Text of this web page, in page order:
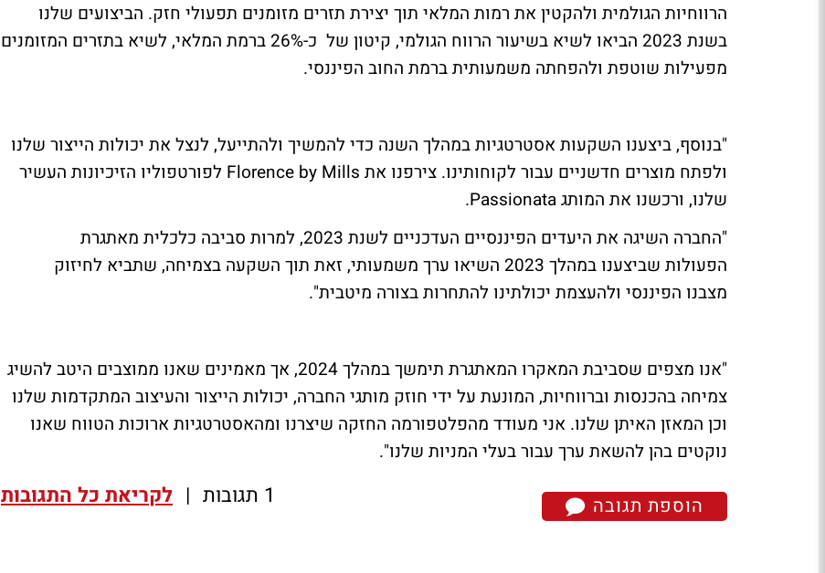
הרווחיות הגולמית ולהקטין את רמות המלאי תוך יצירת תזרים מזומנים תפעולי חזק. הביצועים שלנו
בשנת 2023 הביאו לשיא בשיעור הרווח הגולמי, קיטון של כ-26% ברמת המלאי, לשיא בתזרים המזומנים
מפעילות שוטפת ולהפחתה משמעותית ברמת החוב הפיננסי.
"בנוסף, ביצענו השקעות אסטרטגיות במהלך השנה כדי להמשיך ולהתייעל, לנצל את יכולות הייצור שלנו
ולפתח מוצרים חדשניים עבור לקוחותינו. צירפנו את Florence by Mills לפורטפוליו הזיכיונות העשיר
שלנו, ורכשנו את המותג Passionata.
"החברה השיגה את היעדים הפיננסיים העדכניים לשנת 2023, למרות סביבה כלכלית מאתגרת
הפעולות שביצענו במהלך 2023 השיאו ערך משמעותי, זאת תוך השקעה בצמיחה, שתביא לחיזוק
מצבנו הפיננסי ולהעצמת יכולתינו להתחרות בצורה מיטבית".
"אנו מצפים שסביבת המאקרו המאתגרת תימשך במהלך 2024, אך מאמינים שאנו ממוצבים היטב להשיג
צמיחה בהכנסות וברווחיות, המונעת על ידי חוזק מותגי החברה, יכולות הייצור והעיצוב המתקדמות שלנו
וכן המאזן האיתן שלנו. אני מעודד מהפלטפורמה החזקה שיצרנו ומהאסטרטגיות ארוכות הטווח שאנו
נוקטים בהן להשאת ערך עבור בעלי המניות שלנו".
הוספת תגובה 1 תגובות | לקריאת כל התגובות